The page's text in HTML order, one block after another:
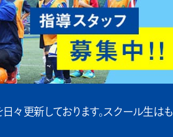
々更新しております。スクール生はも